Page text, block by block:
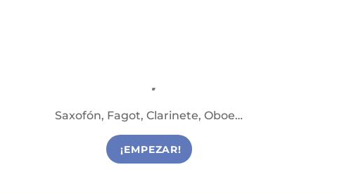
Saxofón, Fagot, Clarinete, Oboe…
¡EMPEZAR!